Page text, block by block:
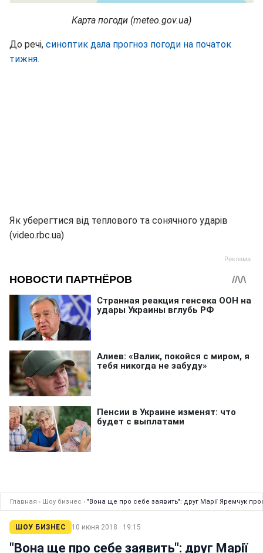
Карта погоди (meteo.gov.ua)
До речі, синоптик дала прогноз погоди на початок
тижня.
Як уберегтися від теплового та сонячного ударів
(video.rbc.ua)
Главная › Шоу бизнес › "Вона ще про себе заявить": друг Марії Яремчук
ШОУ БИЗНЕС 10 июня 2018 · 19:15
"Вона ще про себе заявить": друг Марії